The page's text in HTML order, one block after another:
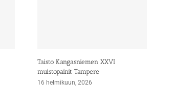
Taisto Kangasniemen XXVI
muistopainit Tampere
16 helmikuun, 2026